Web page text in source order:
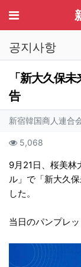
메뉴
공지사항
「新大久保
告
작성자 정
新宿韓国商人連合
컨텐츠 정보
5,068
본문
9月21日、桜美林
ル」で「新大久
した。
当日のパンプレ